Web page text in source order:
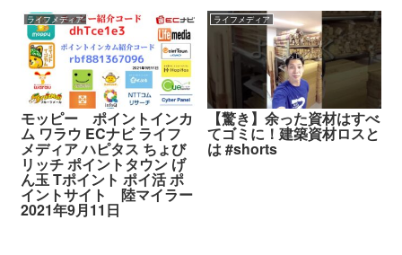
ライフメディア
モッピー ポイントインカ
ム ワラウ ECナビ ライフ
メディア ハピタス ちょび
リッチ ポイントタウン げ
ん玉 Tポイント ポイ活 ポ
イントサイト 陸マイラー
2021年9月11日
ライフメディア
【驚き】余った資材はすべ
てゴミに！建築資材ロスと
は #shorts